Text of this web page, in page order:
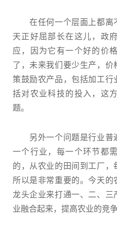
在任何一个层面上都离
天正好屈部长在这儿，政
应，因为它有一个好的价
了，未来我们要少生产，
策鼓励农产品，包括加工
括对农业科技的投入，这
题。
另外一个问题是行业普
一个行业，每一个环节都
的，从农业的田间到工厂，
所以是非常重要的。今天
龙头企业来打通一、二、
业融合起来，提高农业的竞